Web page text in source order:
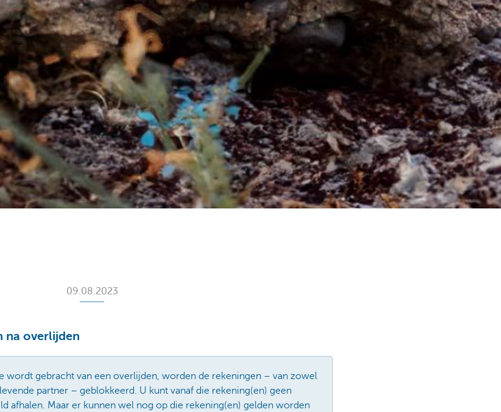
09.08.2023
na overlijden
wordt gebracht van een overlijden, worden de rekeningen – van zowel
partner – geblokkeerd. U kunt vanaf die rekening(en) geen
afhalen. Maar er kunnen wel nog op die rekening(en) gelden worden